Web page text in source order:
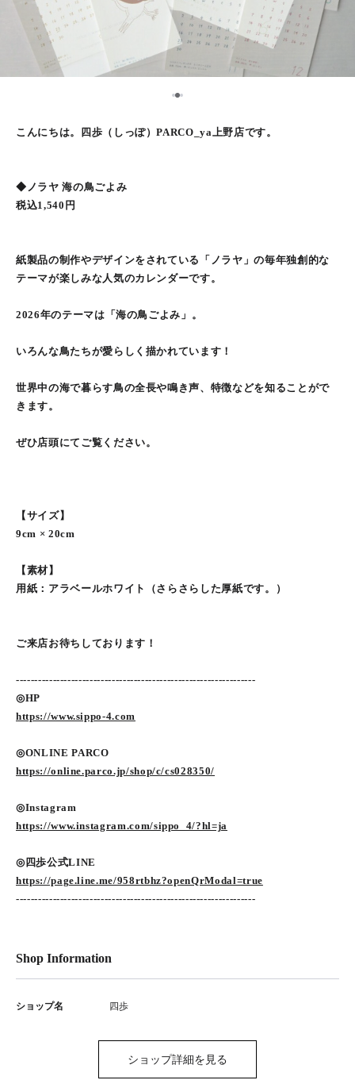
12
こんにちは。四歩（しっぽ）PARCO_ya上野店です。
◆ノラヤ 海の鳥ごよみ
税込1,540円
紙製品の制作やデザインをされている「ノラヤ」の毎年独創的な
テーマが楽しみな人気のカレンダーです。
2026年のテーマは「海の鳥ごよみ」。
いろんな鳥たちが愛らしく描かれています！
世界中の海で暮らす鳥の全長や鳴き声、特徴などを知ることがで
きます。
ぜひ店頭にてご覧ください。
【サイズ】
9cm × 20cm
【素材】
用紙：アラベールホワイト（さらさらした厚紙です。）
ご来店お待ちしております！
-----------------------------------------------------------------
◎HP
https://www.sippo-4.com
◎ONLINE PARCO
https://online.parco.jp/shop/c/cs028350/
◎Instagram
https://www.instagram.com/sippo_4/?hl=ja
◎四歩公式LINE
https://page.line.me/958rtbhz?openQrModal=true
-----------------------------------------------------------------
Shop Information
ショップ名 四歩
ショップ詳細を見る